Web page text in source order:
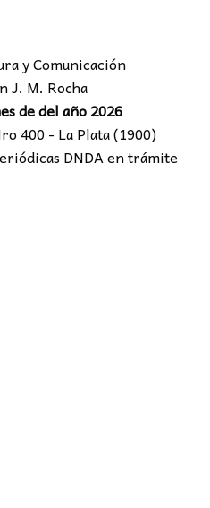
y Comunicación
J. M. Rocha
de del año 2026
400 - La Plata (1900)
DNDA en trámite